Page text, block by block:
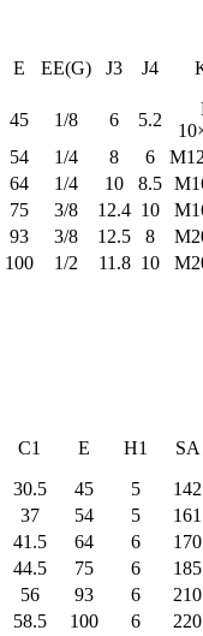
E EE(G) J3 J4
45 1/8 6 5.2
54 1/4 8 6
64 1/4 10 8.5
75 3/8 12.4 10
93 3/8 12.5 8
100 1/2 11.8 10
C1 E H1 SA
30.5 45 5 142
37 54 5 161
41.5 64 6 170
44.5 75 6 185
56 93 6 210
58.5 100 6 220